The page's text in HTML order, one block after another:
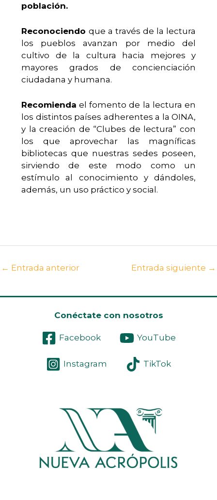
población.
Reconociendo que a través de la lectura
los pueblos avanzan por medio del
cultivo de la cultura hacia mejores y
mayores grados de concienciación
ciudadana y humana.
Recomienda el fomento de la lectura en
los distintos países adherentes a la OINA,
y la creación de “Clubes de lectura” con
los que aprovechar las magníficas
bibliotecas que nuestras sedes poseen,
sirviendo de este modo como un
estímulo al conocimiento y dándoles,
además, un uso práctico y social.
← Entrada anterior Entrada siguiente →
Conéctate con nosotros
Facebook YouTube
Instagram TikTok